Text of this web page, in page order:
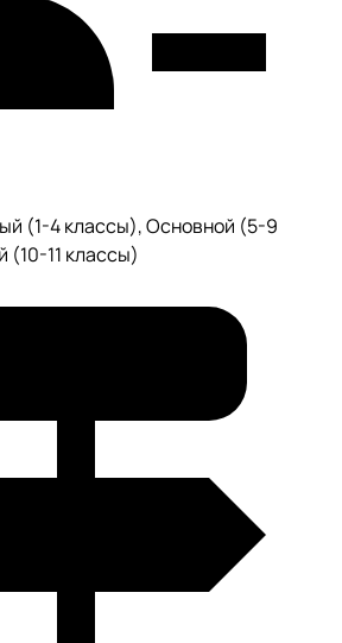
(1-4 классы), Основной (5-9
(10-11 классы)